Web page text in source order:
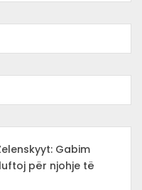
Gabim
për njohje të